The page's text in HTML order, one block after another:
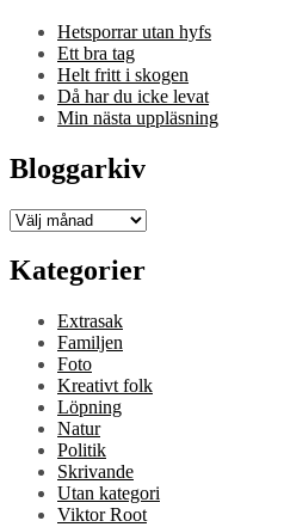
Hetsporrar utan hyfs
Ett bra tag
Helt fritt i skogen
Då har du icke levat
Min nästa uppläsning
Bloggarkiv
Bloggarkiv
Kategorier
Extrasak
Familjen
Foto
Kreativt folk
Löpning
Natur
Politik
Skrivande
Utan kategori
Viktor Root